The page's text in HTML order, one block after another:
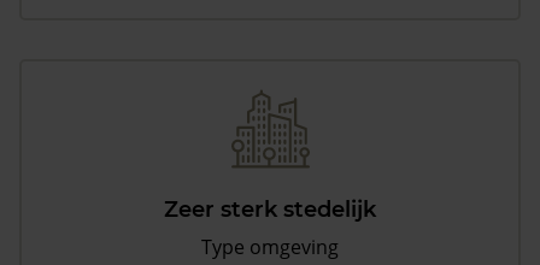
Zeer sterk stedelijk
Type omgeving